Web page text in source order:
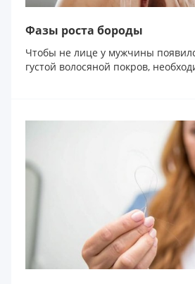
Фазы роста бороды
Чтобы не лице у мужчины
густой волосяной покров,